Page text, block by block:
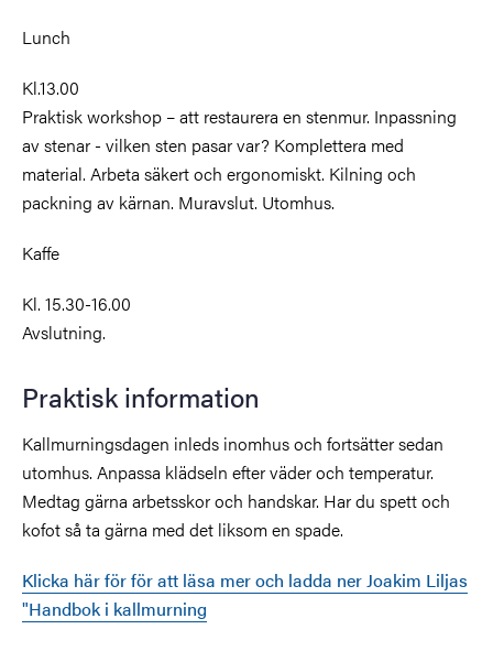
Lunch
Kl.13.00
Praktisk workshop – att restaurera en stenmur. Inpassning
av stenar - vilken sten pasar var? Komplettera med
material. Arbeta säkert och ergonomiskt. Kilning och
packning av kärnan. Muravslut. Utomhus.
Kaffe
Kl. 15.30-16.00
Avslutning.
Praktisk information
Kallmurningsdagen inleds inomhus och fortsätter sedan
utomhus. Anpassa klädseln efter väder och temperatur.
Medtag gärna arbetsskor och handskar. Har du spett och
kofot så ta gärna med det liksom en spade.
Klicka här för för att läsa mer och ladda ner Joakim Liljas
"Handbok i kallmurning